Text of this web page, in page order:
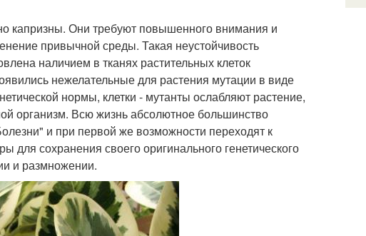
капризны. Они требуют повышенного внимания и
привычной среды. Такая неустойчивость
наличием в тканях растительных клеток
нежелательные для растения мутации в виде
нормы, клетки - мутанты ослабляют растение,
организм. Всю жизнь абсолютное большинство
и при первой же возможности переходят к
сохранения своего оригинального генетического
и размножении.